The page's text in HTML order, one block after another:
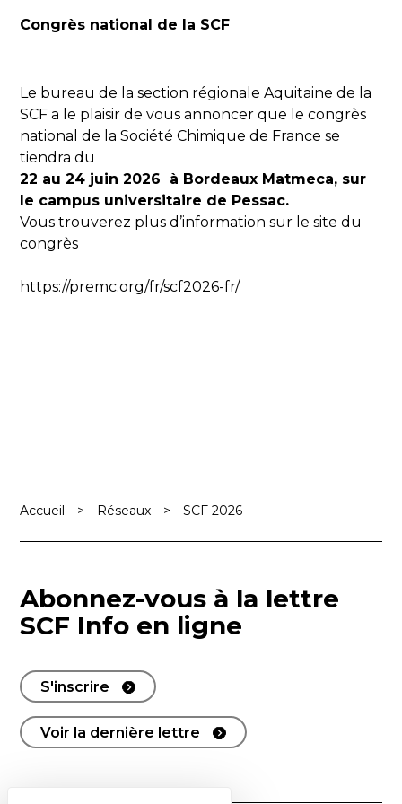
Congrès national de la SCF
Le bureau de la section régionale Aquitaine de la
SCF a le plaisir de vous annoncer que le congrès
national de la Société Chimique de France se
tiendra du
22 au 24 juin 2026 à Bordeaux Matmeca, sur
le campus universitaire de Pessac.
Vous trouverez plus d’information sur le site du
congrès
https://premc.org/fr/scf2026-fr/
Accueil > Réseaux > SCF 2026
Abonnez-vous à la lettre
SCF Info en ligne
S'inscrire
Voir la dernière lettre